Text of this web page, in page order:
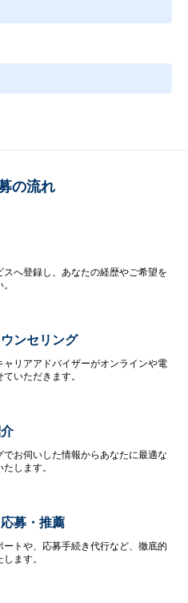
の流れ
スへ登録し、あなたの経歴やご希望を
ンセリング
ャリアアドバイザーがオンラインや電
いただきます。
でお伺いした情報からあなたに最適な
します。
募・推薦
ートや、応募手続き代行など、徹底的
ます。